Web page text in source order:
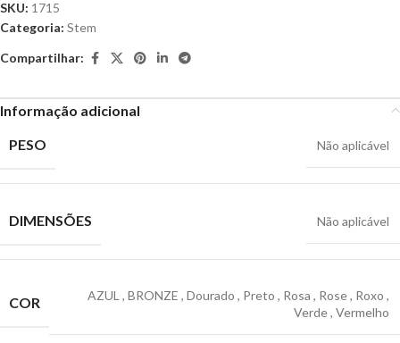
SKU: 1715
Categoria: Stem
Compartilhar:
Informação adicional
PESO
Não aplicável
DIMENSÕES Não aplicável
COR AZUL , BRONZE , Dourado , Preto , Rosa , Rose, Roxo ,
Verde, Vermelho